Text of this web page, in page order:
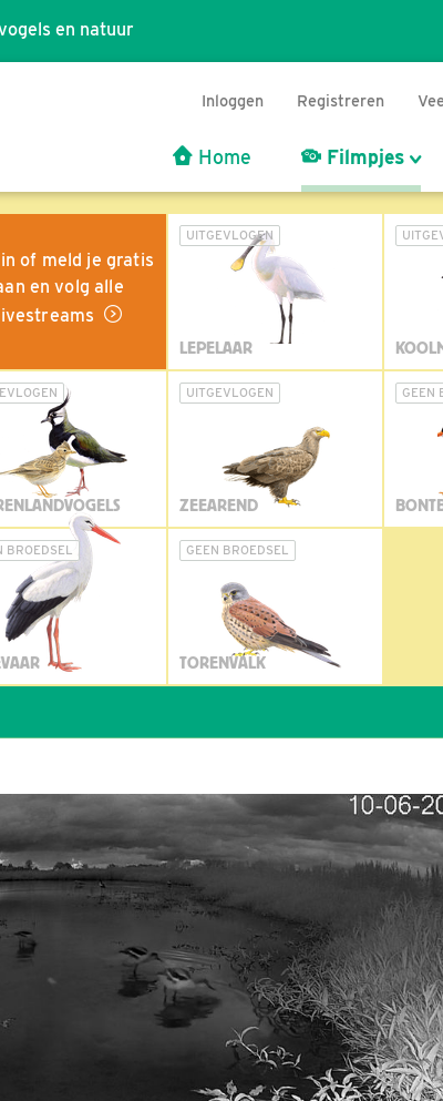
en natuur
Inloggen Registreren
Home Filmpjes
of meld je gratis
en volg alle
UITGEVLOGEN
LEPELAAR
UITGEVLOGEN
ZEEAREND
GEEN
BROEDSEL GEEN BROEDSEL
TORENVALK